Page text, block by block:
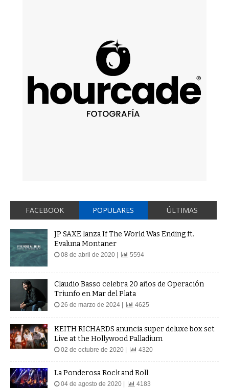
FACEBOOK POPULARES ÚLTIMAS
JP SAXE lanza If The World Was Ending ft.
Evaluna Montaner
08 de abril de 2020 | 5594
Claudio Basso celebra 20 años de Operación
Triunfo en Mar del Plata
26 de marzo de 2024 | 4625
KEITH RICHARDS anuncia super deluxe box set
Live at the Hollywood Palladium
02 de octubre de 2020 | 4320
La Ponderosa Rock and Roll
04 de agosto de 2020 | 4183